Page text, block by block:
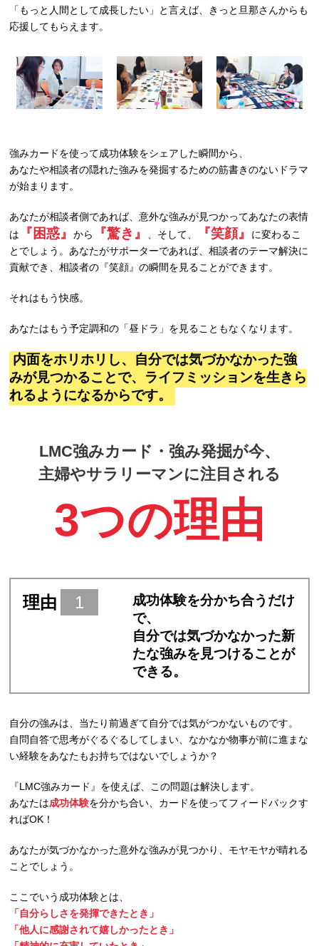
「もっと人間として成長したい」と言えば、きっと旦那さんからも
応援してもらえます。
強みカードを使って成功体験をシェアした瞬間から、
あなたや相談者の隠れた強みを発掘するための筋書きのないドラマ
が始まります。
あなたが相談者側であれば、意外な強みが見つかってあなたの表情
は
『困惑』から 『驚き』 、そして、 『笑顔』
に変わるこ
とでしょう。あなたがサポーターであれば、相談者のテーマ解決に
貢献でき、相談者の『笑顔』の瞬間を見ることができます。
それはもう快感。
あなたはもう予定調和の「昼ドラ」を見ることもなくなります。
内面をホリホリし、自分では気づかなかった強
みが見つかることで、ライフミッションを生きら
れるようになるからです。
LMC強みカード・強み発掘が今、
主婦やサラリーマンに注目される
3つの理由
理由 1
成功体験を分かち合うだけ
で、
自分では気づかなかった新
たな強みを見つけることが
できる。
自分の強みは、当たり前過ぎて自分では気がつかないものです。
自問自答で思考がぐるぐるしてしまい、なかなか物事が前に進まな
い経験をあなたもお持ちではないでしょうか？
『LMC強みカード』を使えば、この問題は解決します。
あなたは成功体験を分かち合い、カードを使ってフィードバックす
ればOK！
あなたが気づかなかった意外な強みが見つかり、モヤモヤが晴れる
ことでしょう。
ここでいう成功体験とは、
「自分らしさを発揮できたとき」
「他人に感謝されて嬉しかったとき」